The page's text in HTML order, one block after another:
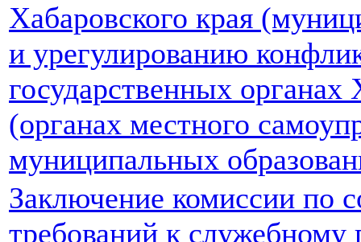
Хабаровского края
и урегулированию
государственных органах
(органах местного
муниципальных
Заключение комиссии по
требований к служебному